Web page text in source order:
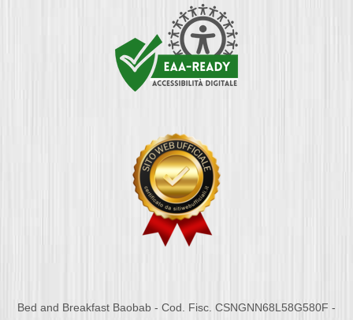
Bed and Breakfast Baobab - Cod. Fisc. CSNGNN68L58G580F -